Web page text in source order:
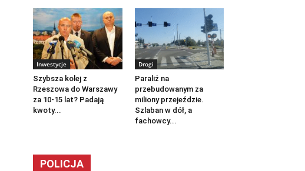
Inwestycje
Szybsza kolej z
Rzeszowa do Warszawy
za 10-15 lat? Padają
kwoty...
Drogi
Paraliż na
przebudowanym za
miliony przejeździe.
Szlaban w dół, a
fachowcy...
POLICJA